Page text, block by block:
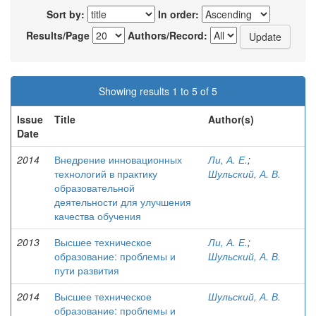
Sort by:
In order:
Results/Page
Authors/Record:
Showing results 1 to 5 of 5
Issue
Date
Title Author(s)
2014
Внедрение инновационных
технологий в практику
образовательной
деятельности для улучшения
качества обучения
Ли, А. Е.;
Шульский, А. В.
2013
Высшее техническое
образование: проблемы и
пути развития
Ли, А. Е.;
Шульский, А. В.
2014
Высшее техническое
образование: проблемы и
Шульский, А. В.